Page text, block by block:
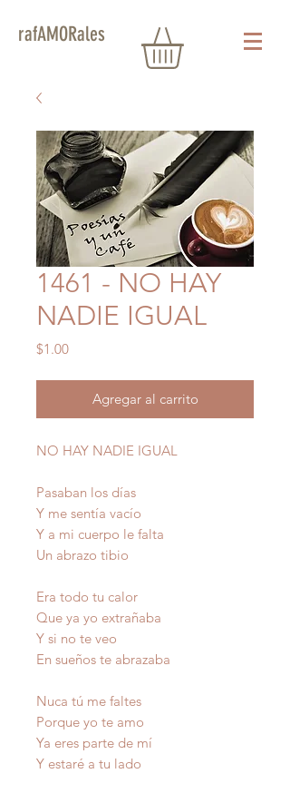
rafAMORales
1461 - NO HAY
NADIE IGUAL
$1.00Precio
Agregar al carrito
NO HAY NADIE IGUAL
Pasaban los días
Y me sentía vacío
Y a mi cuerpo le falta
Un abrazo tibio
Era todo tu calor
Que ya yo extrañaba
Y si no te veo
En sueños te abrazaba
Nuca tú me faltes
Porque yo te amo
Ya eres parte de mí
Y estaré a tu lado